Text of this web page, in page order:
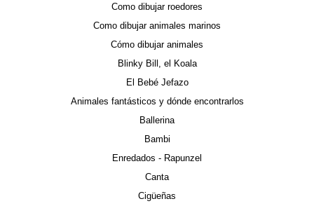
Como dibujar roedores
Como dibujar animales marinos
Cómo dibujar animales
Blinky Bill, el Koala
El Bebé Jefazo
Animales fantásticos y dónde encontrarlos
Ballerina
Bambi
Enredados - Rapunzel
Canta
Cigüeñas